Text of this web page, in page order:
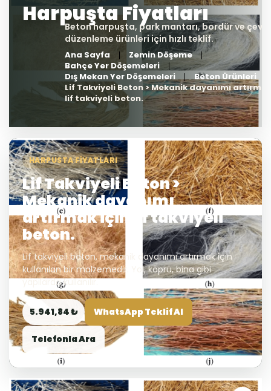
Ana Sayfa
Zemin Döşeme
Bahçe Yer Döşemeleri
Dış Mekan Yer Döşemeleri
Beton Ürünleri
Lif Takviyeli Beton > Mekanik dayanımı
lif takviyeli beton.
HARPUSTA FIYATLARI
Lif Takviyeli Beton >
Mekanik dayanımı
artırmak için lif takviyeli
beton.
Lif takviyeli beton, mekanik dayanımı artırmak için
kullanılan bir malzemedir. Yol, köprü, bina gibi
yapılarda kullanılır.
5.941,84 ₺ WhatsApp Teklif Al
Telefonla Ara